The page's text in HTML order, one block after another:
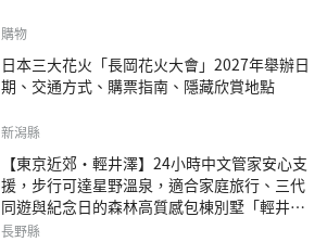
購物
日本三大花火「長岡花火大會」2027年舉辦日
期、交通方式、購票指南、隱藏欣賞地點
新潟縣
【東京近郊・輕井澤】24小時中文管家安心支
援，步行可達星野溫泉，適合家庭旅行、三代
同遊與紀念日的森林高質感包棟別墅「輕井澤
森四季VILLA」
長野縣